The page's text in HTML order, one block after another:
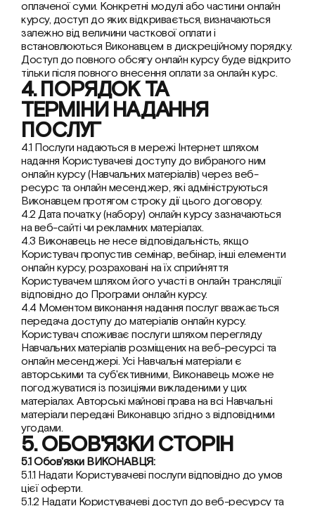
оплаченої суми. Конкретні модулі або частини онлайн
курсу, доступ до яких відкривається, визначаються
залежно від величини часткової оплати і
встановлюються Виконавцем в дискреційному порядку.
Доступ до повного обсягу онлайн курсу буде відкрито
тільки після повного внесення оплати за онлайн курс.
4. ПОРЯДОК ТА
ТЕРМІНИ НАДАННЯ
ПОСЛУГ
4.1 Послуги надаються в мережі Інтернет шляхом
надання Користувачеві доступу до вибраного ним
онлайн курсу (Навчальних матеріалів) через веб-
ресурс та онлайн месенджер, які адмініструються
Виконавцем протягом строку дії цього договору.
4.2 Дата початку (набору) онлайн курсу зазначаються
на веб-сайті чи рекламних матеріалах.
4.3 Виконавець не несе відповідальність, якщо
Користувач пропустив семінар, вебінар, інші елементи
онлайн курсу, розраховані на їх сприйняття
Користувачем шляхом його участі в онлайн трансляції
відповідно до Програми онлайн курсу.
4.4 Моментом виконання надання послуг вважається
передача доступу до матеріалів онлайн курсу.
Користувач споживає послуги шляхом перегляду
Навчальних матеріалів розміщених на веб-ресурсі та
онлайн месенджері. Усі Навчальні матеріали є
авторськими та суб'єктивними, Виконавець може не
погоджуватися із позиціями викладеними у цих
матеріалах. Авторські майнові права на всі Навчальні
матеріали передані Виконавцю згідно з відповідними
угодами.
5. ОБОВ'ЯЗКИ СТОРІН
5.1 Обов'язки ВИКОНАВЦЯ:
5.1.1 Надати Користувачеві послуги відповідно до умов
цієї оферти.
5.1.2 Надати Користувачеві доступ до веб-ресурсу та